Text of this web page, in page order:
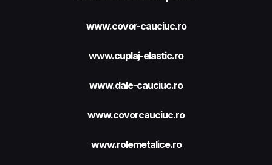
www.covor-cauciuc.ro
www.cuplaj-elastic.ro
www.dale-cauciuc.ro
www.covorcauciuc.ro
www.rolemetalice.ro